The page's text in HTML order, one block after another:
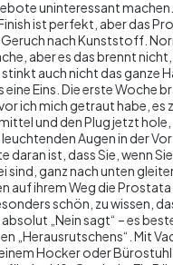
uninteressant
ist perfekt, aber das
nach Kunststoff.
aber es das brennt nicht,
auch nicht das ganze
Eins. Die erste Woche
ich mich getraut habe, es
und den Plug jetzt
Augen in der
daran ist, dass Sie, wenn
sind, ganz nach unten
auf ihrem Weg die Prostata
schön, zu wissen,
„Nein sagt“ – es
„Herausrutschens“. Mit
Hocker oder